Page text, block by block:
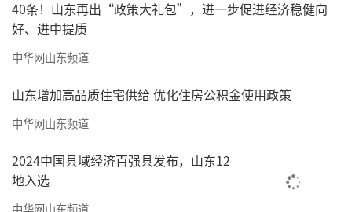
40条！山东再出“政策大礼包”，进一步促进经济稳健向
好、进中提质
中华网山东频道
山东增加高品质住宅供给 优化住房公积金使用政策
中华网山东频道
2024中国县域经济百强县发布，山东12
地入选
中华网山东频道